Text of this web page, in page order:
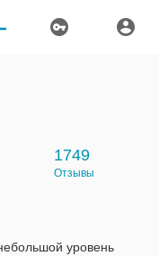
1749
Отзывы
уровень